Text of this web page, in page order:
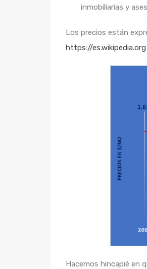
inmobiliarias y
Los precios están
https://es.wikipedia.org
Hacemos hincapié en